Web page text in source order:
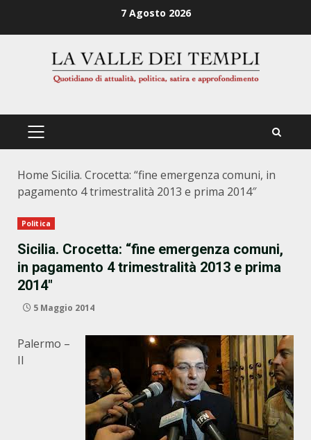
7 Agosto 2026
PRIMÄRES
Home Sicilia. Crocetta: “fine emergenza comuni, in
pagamento 4 trimestralità 2013 e prima 2014″
Politica
Sicilia. Crocetta: “fine emergenza comuni,
in pagamento 4 trimestralità 2013 e prima
2014″
5 Maggio 2014
Palermo –
Il